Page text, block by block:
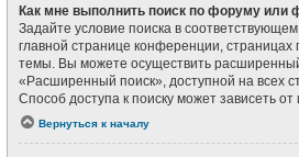
Как мне выполнить поиск по форуму или
Задайте условие поиска в
главной странице конференции,
темы. Вы можете осуществить
«Расширенный поиск», доступной на всех
Способ доступа к поиску может зависеть от
Вернуться к началу